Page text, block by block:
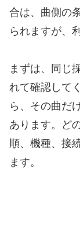
合は、曲側の
られますが、
まずは、同じ
れて確認して
ら、その曲だ
あります。ど
順、機種、接
ます。